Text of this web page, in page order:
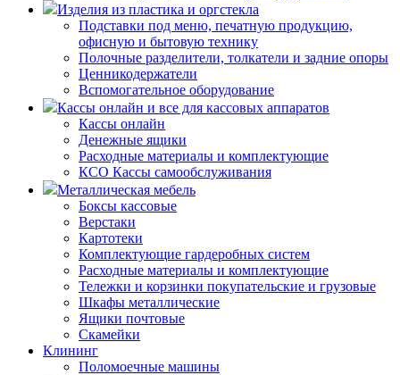
Изделия из пластика и оргстекла
Подставки под меню, печатную продукцию,
офисную и бытовую технику
Полочные разделители, толкатели и задние опоры
Ценникодержатели
Вспомогательное оборудование
Кассы онлайн и все для кассовых аппаратов
Кассы онлайн
Денежные ящики
Расходные материалы и комплектующие
КСО Кассы самообслуживания
Металлическая мебель
Боксы кассовые
Верстаки
Картотеки
Комплектующие гардеробных систем
Расходные материалы и комплектующие
Тележки и корзинки покупательские и грузовые
Шкафы металлические
Ящики почтовые
Скамейки
Клининг
Поломоечные машины